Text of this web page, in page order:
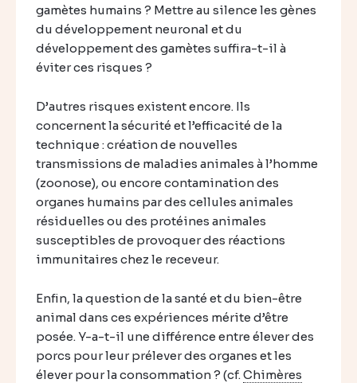
gamètes humains ? Mettre au silence les gènes
du développement neuronal et du
développement des gamètes suffira-t-il à
éviter ces risques ?
D’autres risques existent encore. Ils
concernent la sécurité et l’efficacité de la
technique : création de nouvelles
transmissions de maladies animales à l’homme
(zoonose), ou encore contamination des
organes humains par des cellules animales
résiduelles ou des protéines animales
susceptibles de provoquer des réactions
immunitaires chez le receveur.
Enfin, la question de la santé et du bien-être
animal dans ces expériences mérite d’être
posée. Y-a-t-il une différence entre élever des
porcs pour leur prélever des organes et les
élever pour la consommation ? (cf. Chimères